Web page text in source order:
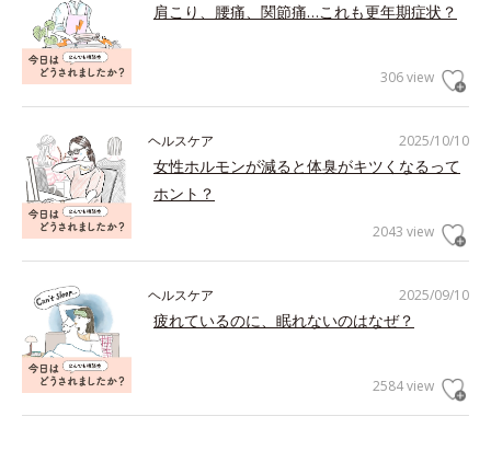
肩こり、腰痛、関節痛…これも更年期症状？
306 view
2025/10/10
ヘルスケア
女性ホルモンが減ると体臭がキツくなるって
ホント？
2043 view
2025/09/10
ヘルスケア
疲れているのに、眠れないのはなぜ？
2584 view